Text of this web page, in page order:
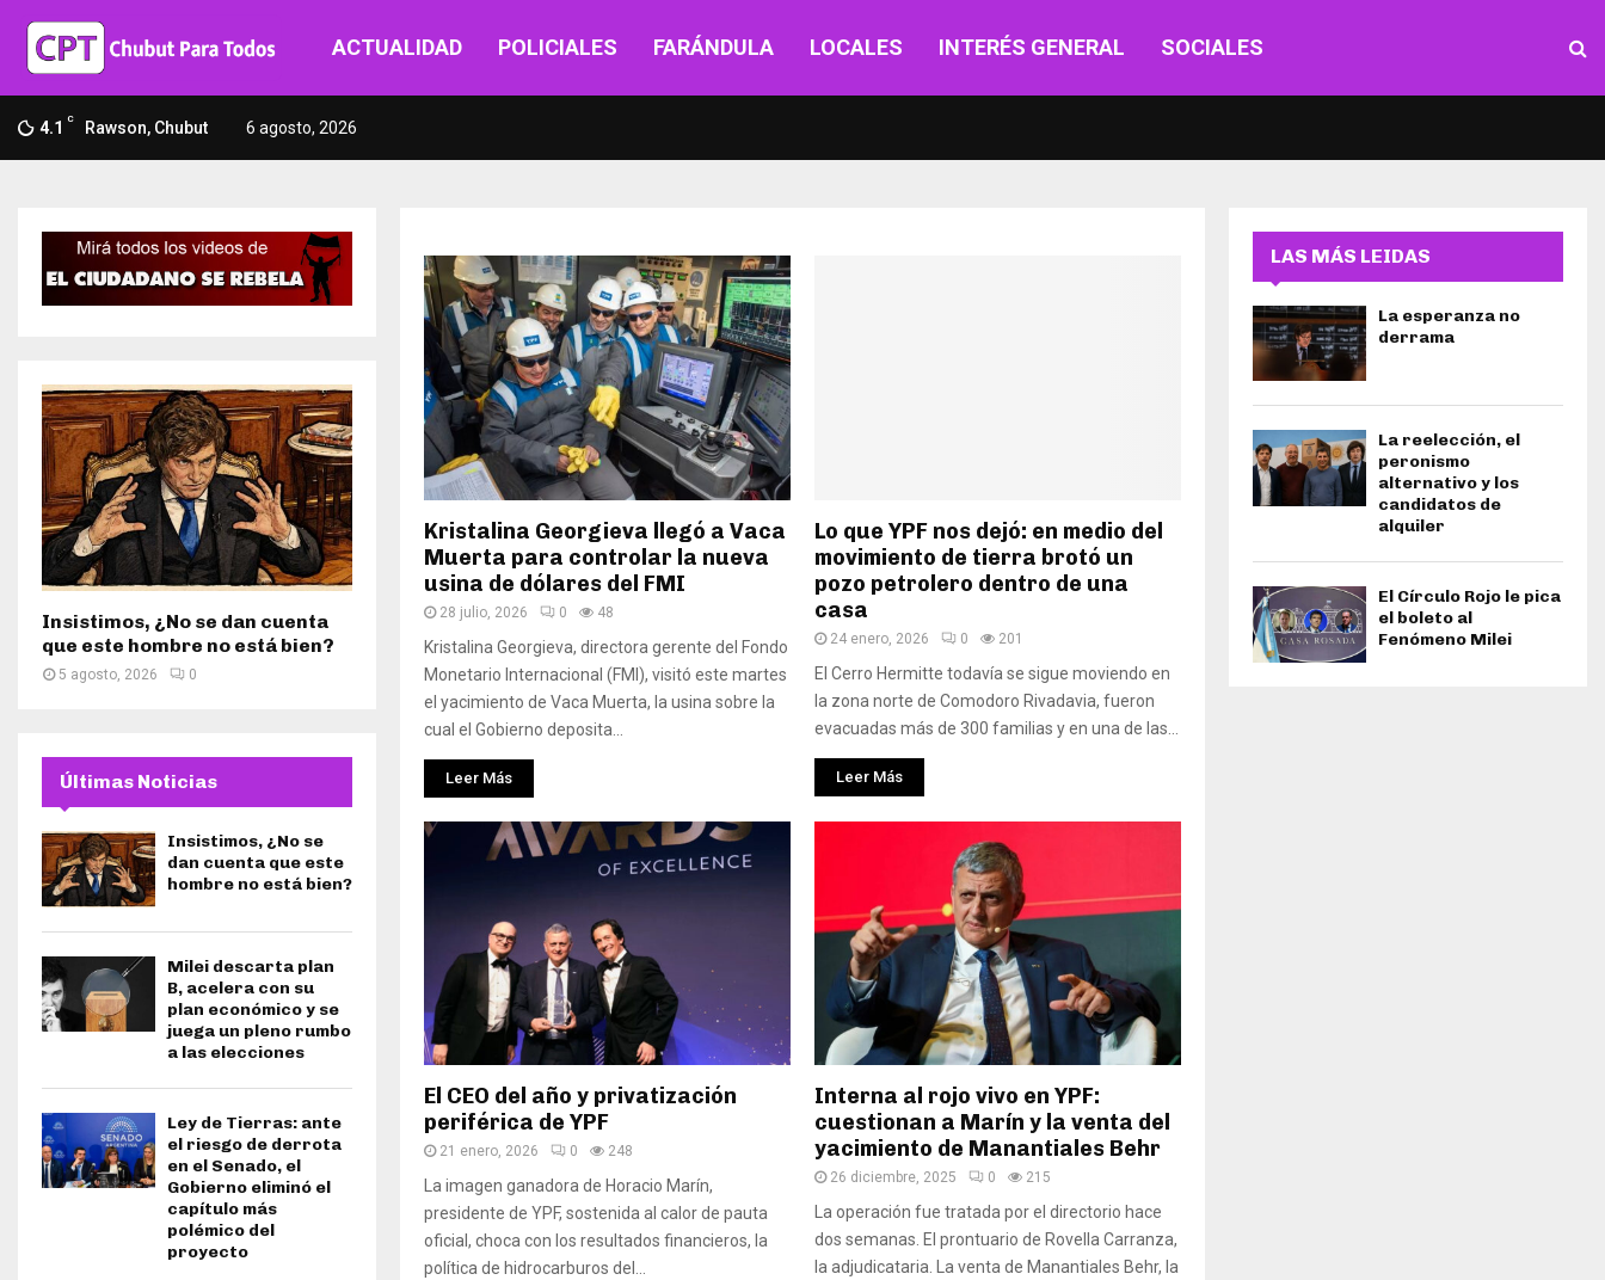
ACTUALIDAD POLICIALES FARÁNDULA LOCALES INTERÉS GENERAL SOCIALES
4.1 C Rawson, Chubut 6 agosto, 2026
Kristalina Georgieva llegó a Vaca
Muerta para controlar la nueva
usina de dólares del FMI
28 julio, 2026 0 48
Kristalina Georgieva, directora gerente del Fondo
Monetario Internacional (FMI), visitó este martes
el yacimiento de Vaca Muerta, la usina sobre la
cual el Gobierno deposita...
Leer Más
Lo que YPF nos dejó: en medio del
movimiento de tierra brotó un
pozo petrolero dentro de una
casa
24 enero, 2026 0 201
El Cerro Hermitte todavía se sigue moviendo en
la zona norte de Comodoro Rivadavia, fueron
evacuadas más de 300 familias y en una de las...
Leer Más
El CEO del año y privatización
periférica de YPF
21 enero, 2026 0 248
La imagen ganadora de Horacio Marín,
presidente de YPF, sostenida al calor de pauta
oficial, choca con los resultados financieros, la
política de hidrocarburos del...
Interna al rojo vivo en YPF:
cuestionan a Marín y la venta del
yacimiento de Manantiales Behr
26 diciembre, 2025 0 215
La operación fue tratada por el directorio hace
dos semanas. El prontuario de Rovella Carranza,
la adjudicataria. La venta de Manantiales Behr, la
Insistimos, ¿No se dan cuenta
que este hombre no está bien?
5 agosto, 2026 0
Últimas Noticias
Insistimos, ¿No se
dan cuenta que este
hombre no está bien?
Milei descarta plan
B, acelera con su
plan económico y se
juega un pleno rumbo
a las elecciones
Ley de Tierras: ante
el riesgo de derrota
en el Senado, el
Gobierno eliminó el
capítulo más
polémico del
proyecto
LAS MÁS LEIDAS
La esperanza no
derrama
La reelección, el
peronismo
alternativo y los
candidatos de
alquiler
El Círculo Rojo le pica
el boleto al
Fenómeno Milei